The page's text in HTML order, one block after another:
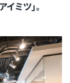
ミツ」。